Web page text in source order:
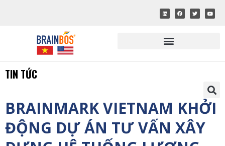
TIN TỨC
BRAINMARK VIETNAM KHỞI
ĐỘNG DỰ ÁN TƯ VẤN XÂY